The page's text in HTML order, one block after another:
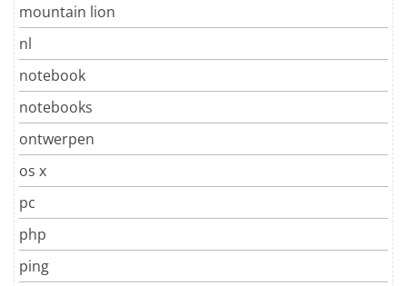
mountain lion
nl
notebook
notebooks
ontwerpen
os x
pc
php
ping